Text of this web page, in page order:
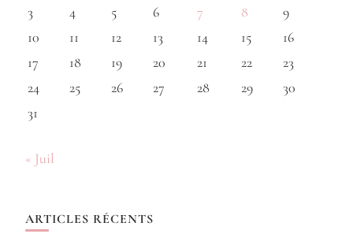
3
4 5 6 7 8
9
10
11 12 13 14 15
16
17
18 19 20 21 22
23
24
25 26 27 28 29
30
31
« Juil
ARTICLES RÉCENTS